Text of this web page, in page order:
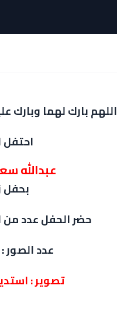
اللهم بارك لهما وبارك
عبدالله
بحفل
حضر الحفل عدد من
عدد الصور : 350
تصوير :